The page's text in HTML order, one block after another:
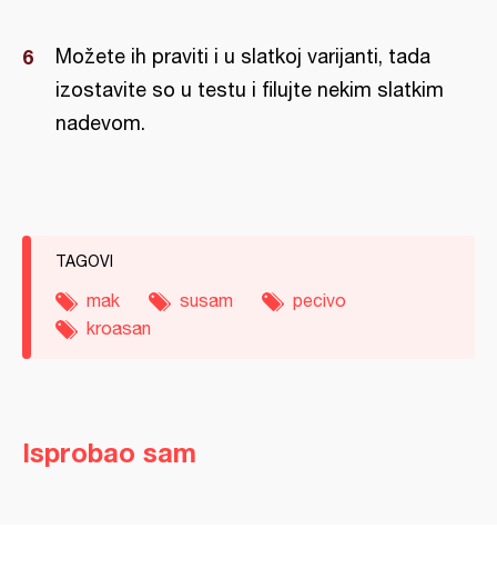
Možete ih praviti i u slatkoj varijanti, tada
izostavite so u testu i filujte nekim slatkim
nadevom.
TAGOVI
mak susam
pecivo
kroasan
Isprobao sam